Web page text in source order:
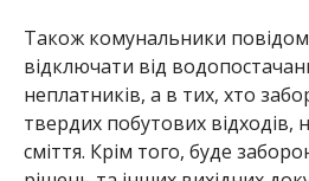
Також комунальники
відключати від
неплатників, а в тих, хто
твердих побутових відходів,
сміття. Крім того, буде